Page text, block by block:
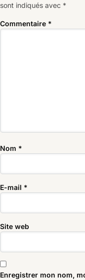
sont indiqués avec *
Commentaire *
Nom *
E-mail *
Site web
Enregistrer mon nom,